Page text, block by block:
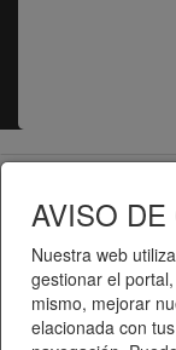
AVISO
Nuestra web
gestionar el
mismo, mejorar
elacionada con
Telematel S.L.